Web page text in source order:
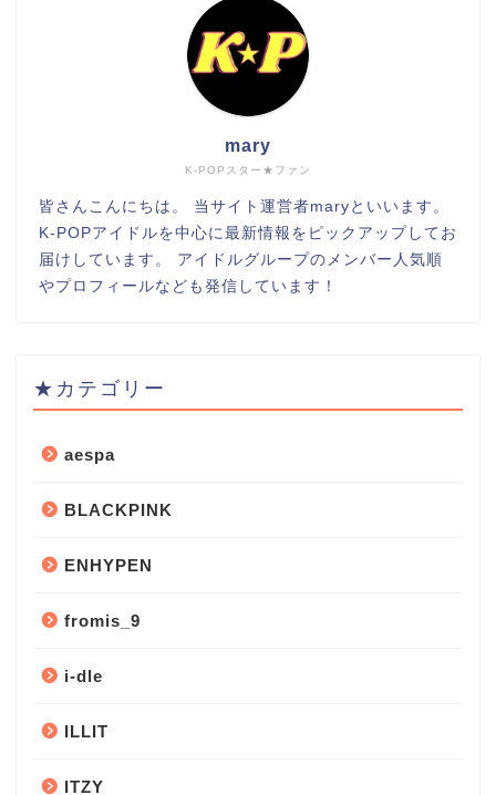
K-POPスター★ファン
mary
皆さんこんにちは。 当サイト運営者maryといいます。
K-POPアイドルを中心に最新情報をピックアップしてお
届けしています。 アイドルグループのメンバー人気順
やプロフィールなども発信しています！
★カテゴリー
aespa
BLACKPINK
ENHYPEN
fromis_9
i-dle
ILLIT
ITZY